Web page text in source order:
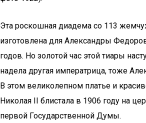
Эта роскошная диадема со 113
изготовлена для Александры
годов. Но золотой час этой тиары
надела другая императрица, тоже
В этом великолепном платье и
Николая II блистала в 1906 году на
первой Государственной Думы.